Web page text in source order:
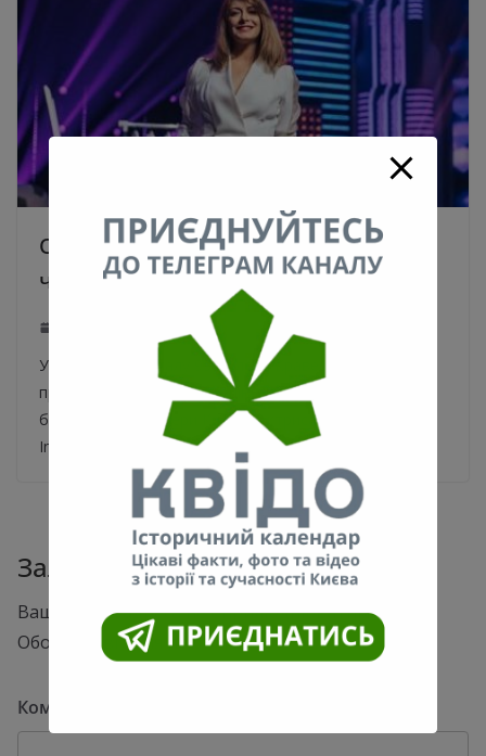
Олена Кравець прокоментувала
чутки про балотування у мери Києва
Учасниця «Кварталу 95» Олена Кравець
прокоментувала інформацію про те, що вона може
балотуватися в мери Києва. Актриса у своєму
Instagram
Залишити відповідь
Ваша e-mail адреса не оприлюднюватиметься.
Обов’язкові поля позначені*
Коментар